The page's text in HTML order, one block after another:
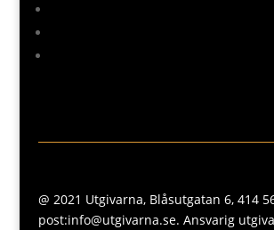
@ 2021 Utgivarna, Blåsutgatan 6, 414
post:info@utgivarna.se. Ansvarig